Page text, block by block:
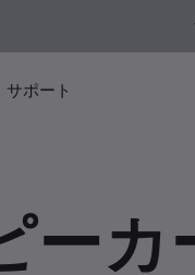
サポート
ーカ